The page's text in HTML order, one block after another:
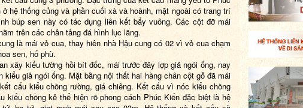
ở hệ thống củng và phần cuối xà và hoành, mặt ngoài có trang trí
búp sen này có tác dụng liên kết bẩy vuông. Các cột đỡ mái
trên các chân tảng đá hình lục lăng.
là mái vỏ cua, thay hiên nhà Hậu cung có 02 vì vỏ cua chạm
sen, hổ phù.
xây kiểu tường hồi bít đốc, mái trước đây lợp giả ngói ống, nay
kiểu giả ngói ống. Mặt bằng nội thất hai hàng chân cột gỗ đã mái
cấu kiểu chồng rường, giá chiêng. Kết cấu vì nóc kiểu chồng
kiểu chồng kẻ thể hiện rõ phong cách Phúc Kiến đặc biệt là hệ